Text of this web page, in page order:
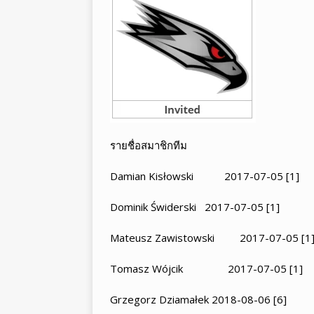
รายชื่อสมาชิกทีม
Damian Kisłowski 2017-07-05 [1]
Dominik Świderski 2017-07-05 [1]
Mateusz Zawistowski 2017-07-05 [1]
Tomasz Wójcik 2017-07-05 [1]
Grzegorz Dziamałek 2018-08-06 [6]